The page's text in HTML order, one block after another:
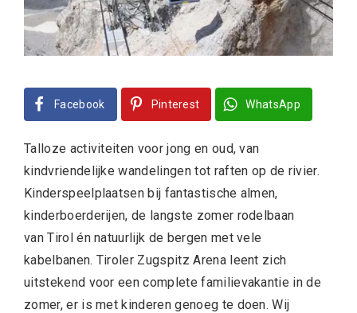
Facebook Pinterest WhatsApp
Talloze activiteiten voor jong en oud, van
kindvriendelijke wandelingen tot raften op de rivier.
Kinderspeelplaatsen bij fantastische almen,
kinderboerderijen, de langste zomer rodelbaan
van Tirol én natuurlijk de bergen met vele
kabelbanen. Tiroler Zugspitz Arena leent zich
uitstekend voor een complete familievakantie in de
zomer, er is met kinderen genoeg te doen. Wij